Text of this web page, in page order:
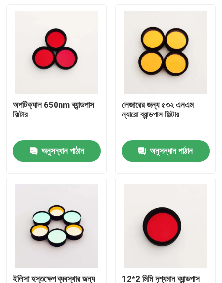
ভিডিও
কারখানা ভ্রমণ
মান নিয়ন্ত্রণ
আমাদের সাথে যোগাযোগ করুন
উদ্ধৃতির জন্য আবেদন
অপটিক্যাল ব্যান্ডপাস ফিল্টার
ফ্লুরোসেন্স ব্যান্ডপাস ফিল্টার
অপটিক্যাল 650nm ব্যান্ডপাস
ফিল্টার
অনুসন্ধান পাঠান
লেজারের জন্য ৫৩২ এনএম
ন্যারো ব্যান্ডপাস ফিল্টার
অনুসন্ধান পাঠান
ইলিসা হস্তক্ষেপ ব্যবস্থার জন্য 12*2 মিমি দৃশ্যমান ব্যান্ডপাস